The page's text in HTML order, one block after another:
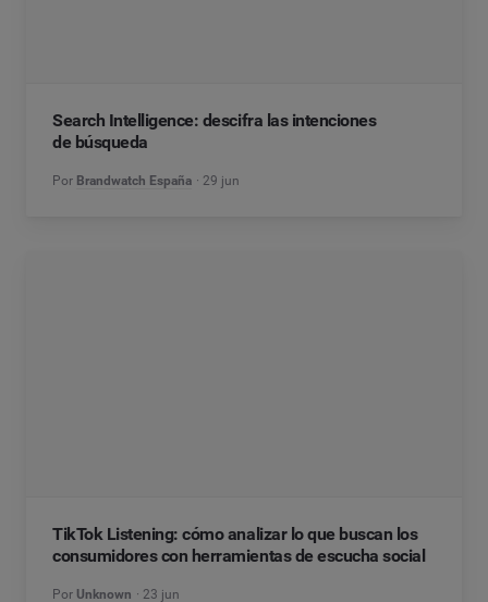
Search Intelligence: descifra las intenciones
de búsqueda
Por Brandwatch España 29 jun
TikTok Listening: cómo analizar lo que buscan los
consumidores con herramientas de escucha social
Por Unknown 23 jun